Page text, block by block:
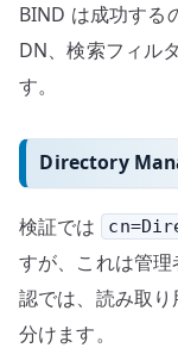
BIND は成功する
DN、検索フィル
す。
Directory
検証では
すが、これは管
認では、読み取
分けます。